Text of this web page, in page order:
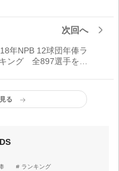
次回へ
年NPB 12球団年俸ラ
ング 全897選手を一
る
ランキング